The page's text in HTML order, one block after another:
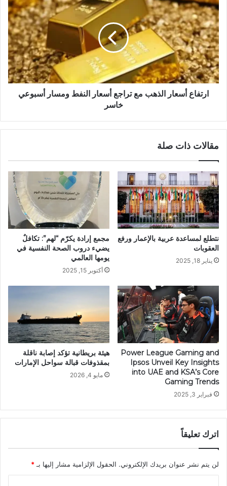
ارتفاع أسعار الذهب مع تراجع أسعار النفط ومسار أسبوعي
خاسر
مقالات ذات صلة
نتطلع لمساعدة عربية بالإعمار ورفع
العقوبات
يناير 18, 2025
مجمع إرادة يكرّم “لهم”: تكافلٌ
يضيء دروب الصحة النفسية في
يومها العالمي
أكتوبر 15, 2025
Power League Gaming and
Ipsos Unveil Key Insights
into UAE and KSA’s Core
Gaming Trends
فبراير 3, 2025
هيئة بريطانية تؤكد إصابة ناقلة
بمقذوفات قبالة سواحل الإمارات
مايو 4, 2026
اترك تعليقاً
لن يتم نشر عنوان بريدك الإلكتروني. الحقول الإلزامية مشار إليها بـ *